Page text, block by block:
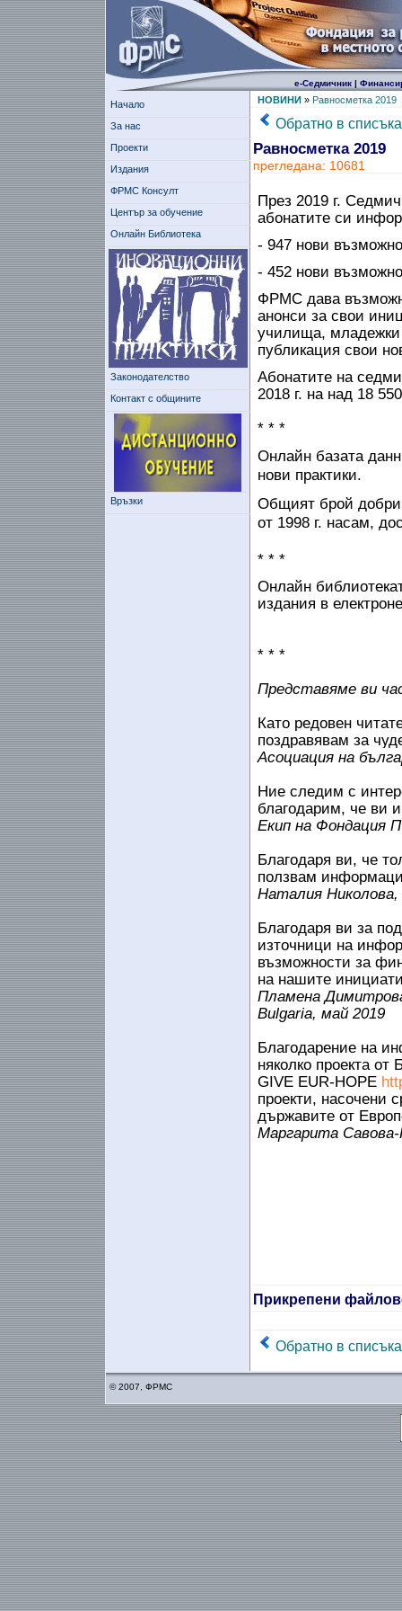
е-Седмичник|
Начало
За нас
Проекти
Издания
ФРМС Консулт
Център за обучение
Онлайн Библиотека
Законодателство
Контакт с общините
Връзки
НОВИНИ» Равносметка 2019
Обратно в списъка
Равносметка 2019
прегледана: 10681
През 2019 г.
абонатите си
- 947 нови
- 452 нови
ФРМС дава
анонси за свои
училища, младежки
публикация свои
Абонатите на
2018 г. на над 18
* * *
Онлайн базата
нови практики.
Общият брой добри
от 1998 г. насам,
* * *
Онлайн
издания в
* * *
Представяме ви
Като редовен
поздравявам за
Асоциация на
Ние следим с
благодарим, че ви
Екип на Фондация
Благодаря ви, че
ползвам
Наталия Николова,
Благодаря ви за
източници на
възможности за
на нашите
Пламена
Bulgaria, май 2019
Благодарение на
няколко проекта
GIVE EUR-HOPE
проекти, насочени
държавите от
Маргарита
Прикрепени
Обратно в списъка
© 2007, ФРМС